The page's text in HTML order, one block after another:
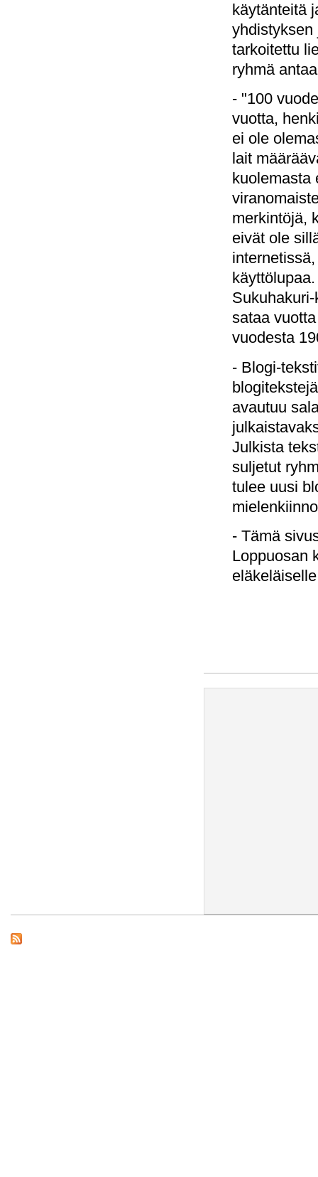
käytänteitä
yhdistyksen
tarkoitettu
ryhmä
- "100
vuotta,
ei ole
lait
kuolemasta
merkintöjä,
eivät ole
sataa
vuodesta
- Blogi-
avautuu
Julkista
suljetut
tulee uusi
- Tämä
Loppuosan